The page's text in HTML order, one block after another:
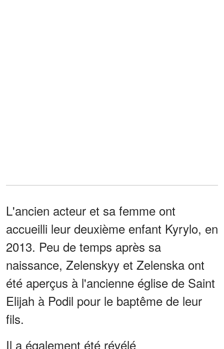
L'ancien acteur et sa femme ont
accueilli leur deuxième enfant Kyrylo, en
2013. Peu de temps après sa
naissance, Zelenskyy et Zelenska ont
été aperçus à l'ancienne église de Saint
Elijah à Podil pour le baptême de leur
fils.
Il a également été révélé